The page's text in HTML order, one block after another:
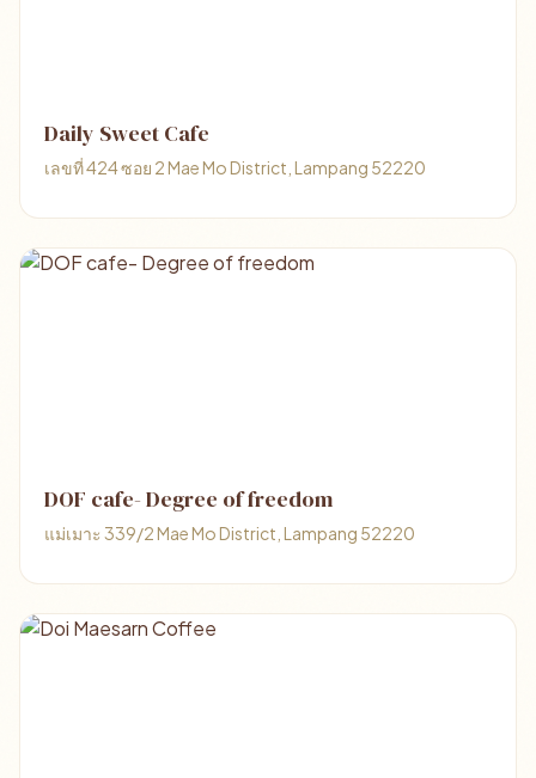
Daily Sweet Cafe
เลขที่ 424 ซอย 2 Mae Mo District, Lampang 52220
DOF cafe- Degree of freedom
แม่เมาะ 339/2 Mae Mo District, Lampang 52220